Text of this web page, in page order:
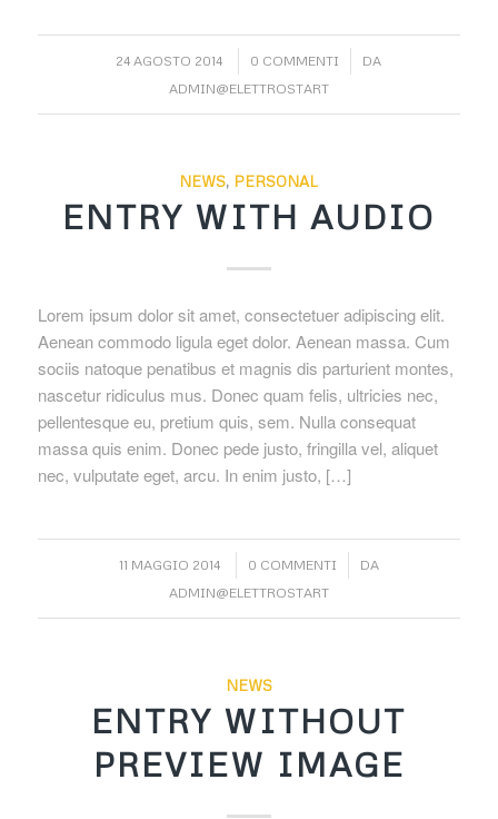
24 AGOSTO 2014
/ 0 COMMENTI
/
DA
ADMIN@ELETTROSTART
NEWS, PERSONAL
ENTRY WITH AUDIO
Lorem ipsum dolor sit amet, consectetuer adipiscing elit.
Aenean commodo ligula eget dolor. Aenean massa. Cum
sociis natoque penatibus et magnis dis parturient montes,
nascetur ridiculus mus. Donec quam felis, ultricies nec,
pellentesque eu, pretium quis, sem. Nulla consequat
massa quis enim. Donec pede justo, fringilla vel, aliquet
nec, vulputate eget, arcu. In enim justo, […]
11 MAGGIO 2014
/ 0 COMMENTI
/
DA
ADMIN@ELETTROSTART
NEWS
ENTRY WITHOUT
PREVIEW IMAGE